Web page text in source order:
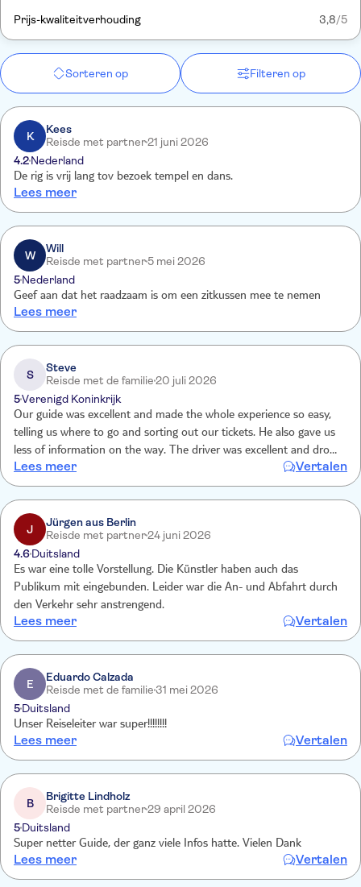
Prijs-kwaliteitverhouding 3,8/5
Sorteren op Filteren op
K
Kees
Reisde met partner21 juni 2026
4.2Nederland
De rig is vrij lang tov bezoek tempel en dans.
Lees meer
W
Will
Reisde met partner5 mei 2026
5Nederland
Geef aan dat het raadzaam is om een zitkussen mee te nemen
Lees meer
S
Steve
Reisde met de familie20 juli 2026
5Verenigd Koninkrijk
Our guide was excellent and made the whole experience so easy,
telling us where to go and sorting out our tickets. He also gave us
less of information on the way. The driver was excellent and drove
very well and safely.
Lees meer Vertalen
J
Jürgen aus Berlin
Reisde met partner24 juni 2026
4.6Duitsland
Es war eine tolle Vorstellung. Die Künstler haben auch das
Publikum mit eingebunden. Leider war die An- und Abfahrt durch
den Verkehr sehr anstrengend.
Lees meer Vertalen
E
Eduardo Calzada
Reisde met de familie31 mei 2026
5Duitsland
Unser Reiseleiter war super!!!!!!!!
Lees meer Vertalen
B
Brigitte Lindholz
Reisde met partner29 april 2026
5Duitsland
Super netter Guide, der ganz viele Infos hatte. Vielen Dank
Lees meer Vertalen